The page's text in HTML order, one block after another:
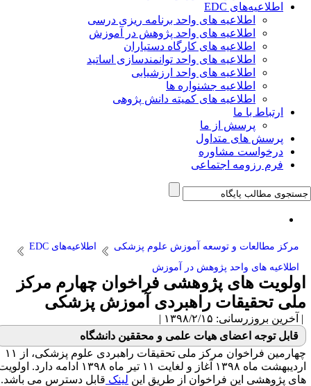
اطلاعیه‌های EDC
اطلاعیه های واحد برنامه ریزی درسی
اطلاعیه های واحد پژوهش در آموزش
اطلاعیه های کارگاه دستیاران
اطلاعیه های واحد توانمندسازی اساتید
اطلاعیه های واحد ارزشیابی
اطلاعیه جشنواره ها
اطلاعیه های کمیته دانش پژوهی
ارتباط با ما
پرسش از ما
پرسش های متداول
درخواست مشاوره
فرم رزومه اجتماعی
مرکز مطالعات و توسعه آموزش علوم پزشکی
اطلاعیه‌های EDC
اطلاعیه های واحد پژوهش در آموزش
اولویت های پژوهشی فراخوان چهارم مرکز
ملی تحقیقات راهبردی آموزش پزشکی
| آخرین بروزرسانی: ۱۳۹۸/۲/۱۵ |
قابل توجه اعضای هیات علمی و محققین دانشگاه
چهارمین فراخوان مرکز ملی تحقیقات راهبردی علوم پزشکی، از ۱۱
اردیبهشت ماه ۱۳۹۸ آغاز و لغایت ۱۱ تیر ماه ۱۳۹۸ ادامه دارد.
اولویت
های پژوهشی این فراخوان از طریق این لینک قابل دسترس می باشد.